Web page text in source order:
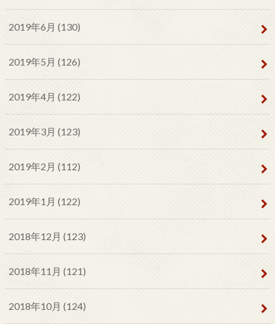
2019年6月 (130)
2019年5月 (126)
2019年4月 (122)
2019年3月 (123)
2019年2月 (112)
2019年1月 (122)
2018年12月 (123)
2018年11月 (121)
2018年10月 (124)